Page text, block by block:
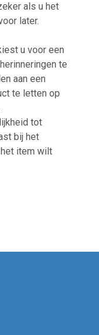
als u het
later.
u voor een
te
aan een
te letten op
tot
bij het
item wilt